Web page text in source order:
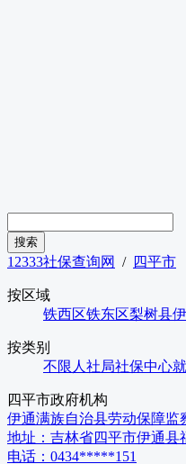
12333社保查询网 / 四平市
按区域
铁西区铁东区梨树县
按类别
不限 人社局社保中心
四平市政府机构
伊通满族自治县劳动保障监
地址： 吉林省四平市伊通县
电话： 0434*****151